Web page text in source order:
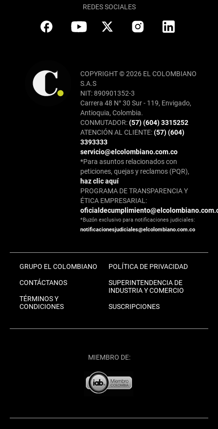
REDES SOCIALES
COPYRIGHT © 2026 EL COLOMBIANO
S.A.S
NIT: 890901352-3
Carrera 48 N° 30 Sur - 119, Envigado,
Antioquia, Colombia.
CONMUTADOR:(57) (604) 3315252
ATENCIÓN AL CLIENTE:(57) (604)
3393333
servicio@elcolombiano.com.co
*Para asuntos relacionados con
peticiones, quejas y reclamos (PQR),
haz clic aquí
PROGRAMA DE TRANSPARENCIA Y
ÉTICA EMPRESARIAL:
*Buzón exclusivo para notificaciones judiciales:
notificacionesjudiciales@elcolombiano.com.co
GRUPO EL COLOMBIANO
CONTÁCTANOS
TÉRMINOS Y
CONDICIONES
POLÍTICA DE PRIVACIDAD
SUPERINTENDENCIA DE
INDUSTRIA Y COMERCIO
SUSCRIPCIONES
MIEMBRO DE: